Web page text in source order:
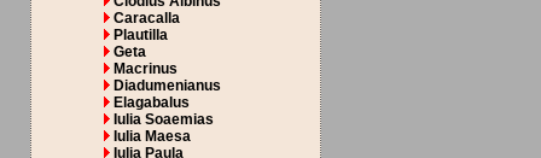
Caracalla
Plautilla
Geta
Macrinus
Diadumenianus
Elagabalus
Iulia Soaemias
Iulia Maesa
Iulia Paula